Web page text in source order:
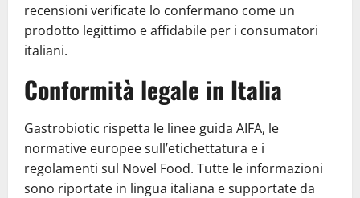
recensioni verificate lo confermano come un
prodotto legittimo e affidabile per i consumatori
italiani.
Conformità legale in Italia
Gastrobiotic rispetta le linee guida AIFA, le
normative europee sull’etichettatura e i
regolamenti sul Novel Food. Tutte le informazioni
sono riportate in lingua italiana e supportate da